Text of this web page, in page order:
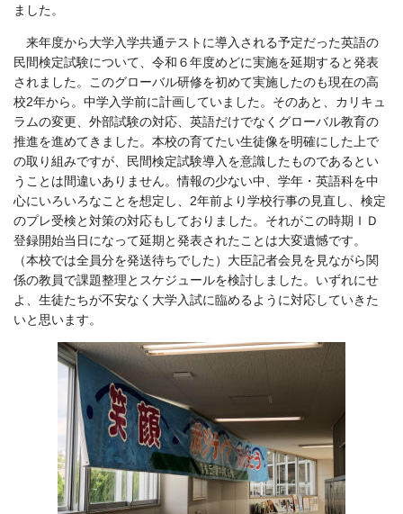
ました。
来年度から大学入学共通テストに導入される予定だった英語の
民間検定試験について、令和６年度めどに実施を延期すると発表
されました。このグローバル研修を初めて実施したのも現在の高
校2年から。中学入学前に計画していました。そのあと、カリキュ
ラムの変更、外部試験の対応、英語だけでなくグローバル教育の
推進を進めてきました。本校の育てたい生徒像を明確にした上で
の取り組みですが、民間検定試験導入を意識したものであるとい
うことは間違いありません。情報の少ない中、学年・英語科を中
心にいろいろなことを想定し、2年前より学校行事の見直し、検定
のプレ受検と対策の対応もしておりました。それがこの時期ＩＤ
登録開始当日になって延期と発表されたことは大変遺憾です。
（本校では全員分を発送待ちでした）大臣記者会見を見ながら関
係の教員で課題整理とスケジュールを検討しました。いずれにせ
よ、生徒たちが不安なく大学入試に臨めるように対応していきた
いと思います。